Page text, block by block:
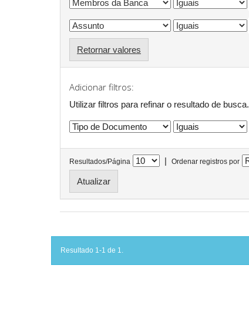
Retornar valores
Adicionar filtros:
Utilizar filtros para refinar o resultado de busca.
Resultados/Página | Ordenar registros por
Resultado 1-1 de 1.